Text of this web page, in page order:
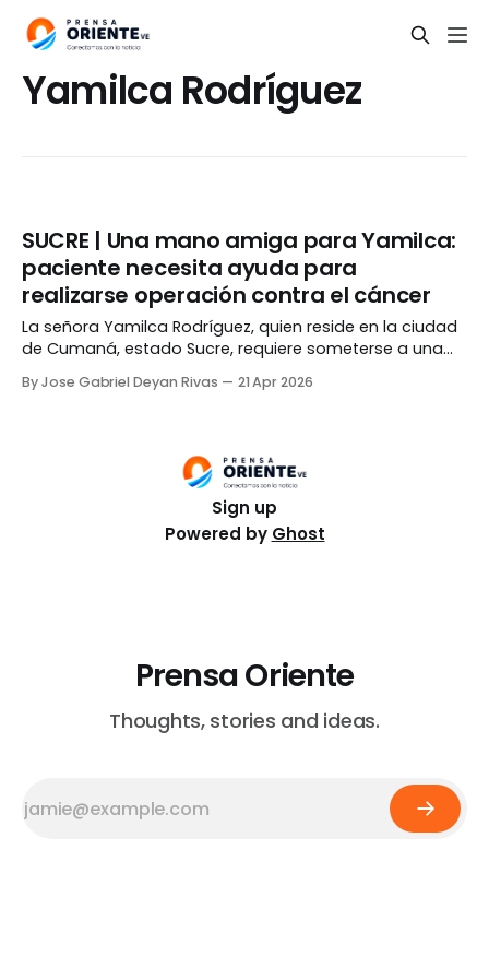
Yamilca Rodríguez
SUCRE | Una mano amiga para Yamilca:
paciente necesita ayuda para
realizarse operación contra el cáncer
La señora Yamilca Rodríguez, quien reside en la ciudad
de Cumaná, estado Sucre, requiere someterse a una
recursos económicos para costear ambos
uterino en su cuerpo.
By Jose Gabriel Deyan Rivas 21 Apr 2026
Sign up
Powered by Ghost
Prensa Oriente
Thoughts, stories and ideas.